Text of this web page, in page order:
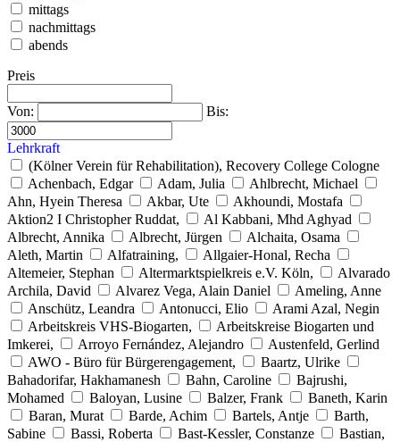
mittags
nachmittags
abends
Preis
Von: Bis:
Lehrkraft
(Kölner Verein für Rehabilitation), Recovery College Cologne
Achenbach, Edgar
Adam, Julia
Ahlbrecht, Michael
Ahn, Hyein Theresa
Akbar, Ute
Akhoundi, Mostafa
Aktion2 I Christopher Ruddat,
Al Kabbani, Mhd Aghyad
Albrecht, Annika
Albrecht, Jürgen
Alchaita, Osama
Aleth, Martin
Alfatraining,
Allgaier-Honal, Recha
Altemeier, Stephan
Altermarktspielkreis e.V. Köln,
Alvarado
Archila, David
Alvarez Vega, Alain Daniel
Ameling, Anne
Anschütz, Leandra
Antonucci, Elio
Arami Azal, Negin
Arbeitskreis VHS-Biogarten,
Arbeitskreise Biogarten und
Imkerei,
Arroyo Fernández, Alejandro
Austenfeld, Gerlind
AWO - Büro für Bürgerengagement,
Baartz, Ulrike
Bahadorifar, Hakhamanesh
Bahn, Caroline
Bajrushi,
Mohamed
Baloyan, Lusine Balzer, Frank
Baneth, Karin
Baran, Murat
Barde, Achim Bartels, Antje
Barth,
Sabine
Bassi, Roberta Bast-Kessler, Constanze
Bastian,